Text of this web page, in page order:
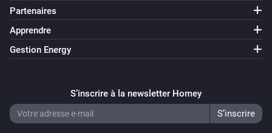
Partenaires
Apprendre
Gestion Energy
S’inscrire à la newsletter Homey